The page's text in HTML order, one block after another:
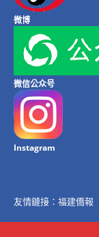
微博
微信公众号
Instagram
友情鏈接： 福建僑報